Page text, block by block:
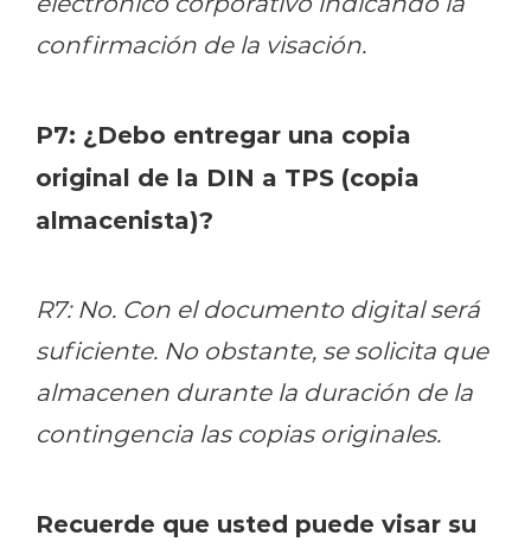
confirmación de la visación.
P7: ¿Debo entregar una copia
original de la DIN a TPS (copia
almacenista)?
R7: No. Con el documento digital será
suficiente. No obstante, se solicita que
almacenen durante la duración de la
contingencia las copias originales.
Recuerde que usted puede visar su